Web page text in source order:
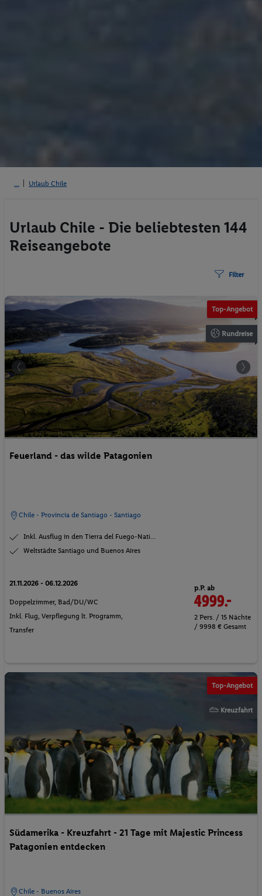
Urlaub Chile
Urlaub Chile - Die beliebtesten 144
Reiseangebote
Filter
Top-Angebot
Rundreise
Feuerland - das wilde Patagonien
Chile - Provincia de Santiago - Santiago
Inkl. Ausflug in den Tierra del Fuego-Nati...
Weltstädte Santiago und Buenos Aires
21.11.2026 - 06.12.2026
Doppelzimmer, Bad/DU/WC
Inkl. Flug, Verpflegung lt. Programm
Transfer
p.P. ab
4999.-
2 Pers. / 15 Nächte
/ 9998 € Gesamt
Top-Angebot
Kreuzfahrt
Südamerika - Kreuzfahrt - 21 Tage mit Majestic Princess
Patagonien entdecken
Chile - Buenos Aires